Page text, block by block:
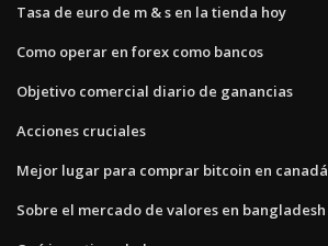
Tasa de euro de m & s en la tienda hoy
Como operar en forex como bancos
Objetivo comercial diario de ganancias
Acciones cruciales
Mejor lugar para comprar bitcoin en canadá
Sobre el mercado de valores en bangladesh